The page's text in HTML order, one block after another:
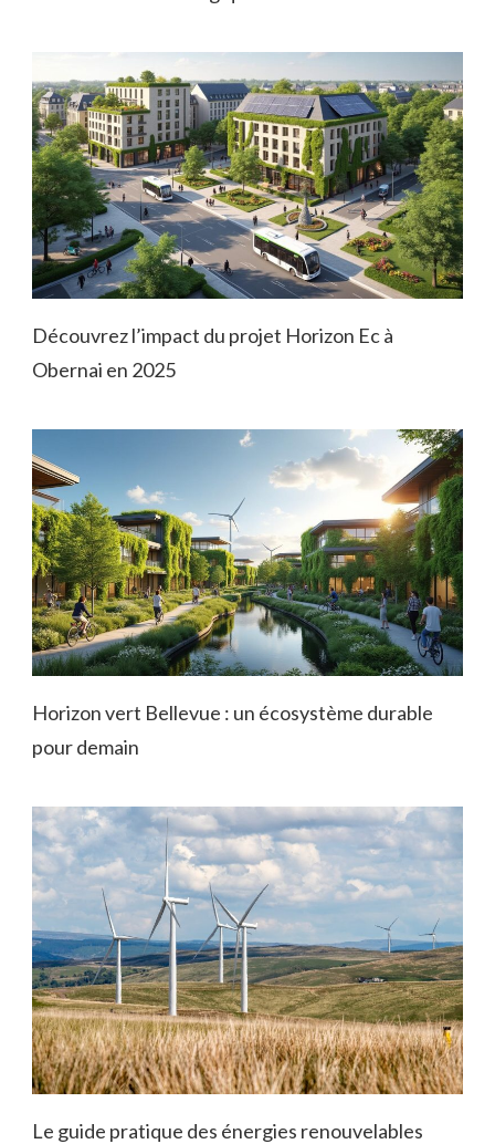
Découvrez l’impact du projet Horizon Ec à
Obernai en 2025
Horizon vert Bellevue : un écosystème durable
pour demain
Le guide pratique des énergies renouvelables